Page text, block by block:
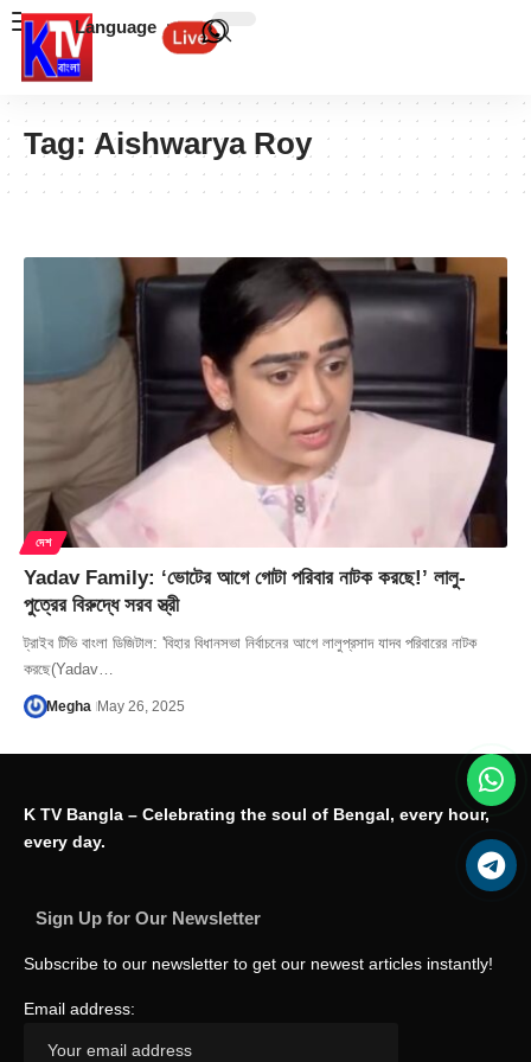
Language
Tag: Aishwarya Roy
দেশ
Yadav Family: ‘ভোটের আগে গোটা পরিবার নাটক করছে!’ লালু-
পুত্রের বিরুদ্ধে সরব স্ত্রী
ট্রাইব টিভি বাংলা ডিজিটাল: 'বিহার বিধানসভা নির্বাচনের আগে লালুপ্রসাদ যাদব পরিবারের নাটক
করছে(Yadav…
Megha May 26, 2025
K TV Bangla – Celebrating the soul of Bengal, every hour,
every day.
Sign Up for Our Newsletter
Subscribe to our newsletter to get our newest articles instantly!
Email address: